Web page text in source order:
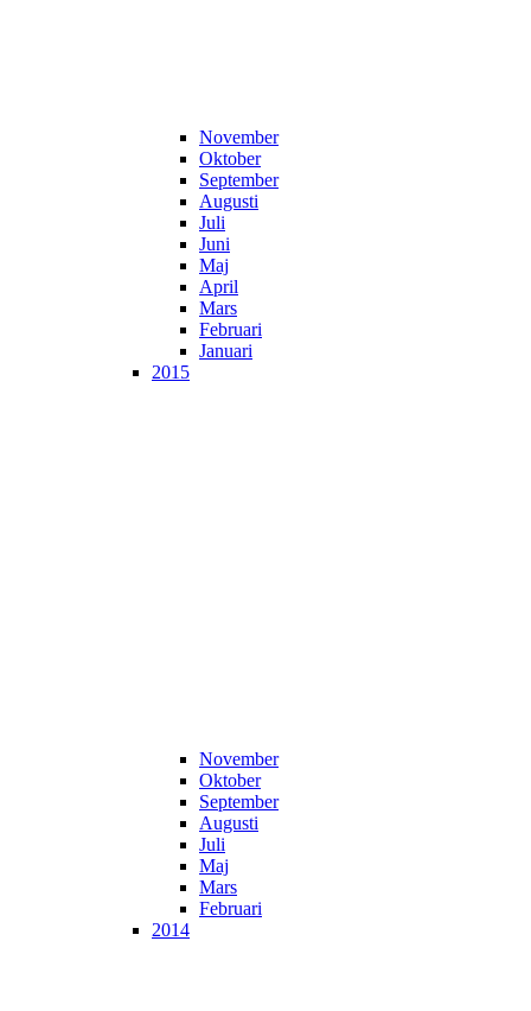
November
Oktober
September
Augusti
Juli
Juni
Maj
April
Mars
Februari
Januari
2015
November
Oktober
September
Augusti
Juli
Maj
Mars
Februari
2014